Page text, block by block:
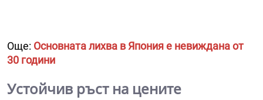
Още: Основната лихва в Япония е невиждана от
30 години
Устойчив ръст на цените